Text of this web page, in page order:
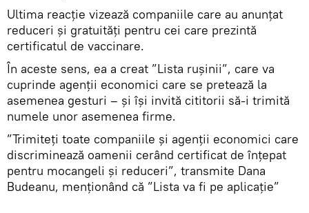
Ultima reacție vizează companiile care au anunțat
reduceri și gratuități pentru cei care prezintă
certificatul de vaccinare.
În aceste sens, ea a creat ”Lista rușinii”, care va
cuprinde agenții economici care se pretează la
asemenea gesturi – și își invită cititorii să-i trimită
numele unor asemenea firme.
”Trimiteți toate companiile și agenții economici care
discriminează oamenii cerând certificat de înțepat
pentru mocangeli și reduceri”, transmite Dana
Budeanu, menționând că ”Lista va fi pe aplicație”